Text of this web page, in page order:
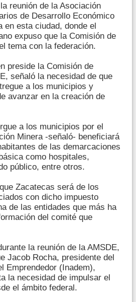
reunión de la Asociación
de Desarrollo Económico
en esta ciudad, donde el
expuso que la Comisión de
tema con la federación.
preside la Comisión de
señaló la necesidad de que
a los municipios y
avanzar en la creación de
a los municipios por el
Minera -señaló- beneficiará
de las demarcaciones
como hospitales,
público, entre otros.
Zacatecas será de los
con dicho impuesto
de las entidades que más ha
del comité que
la reunión de la AMSDE,
Jacob Rocha, presidente del
Emprendedor (Inadem),
la necesidad de impulsar el
el ámbito federal.